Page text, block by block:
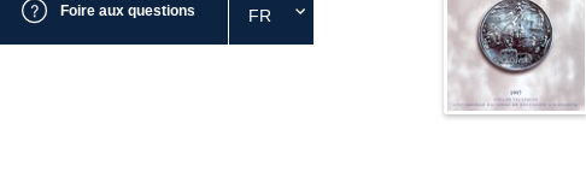
Foire aux questions
Sélectionnez
la
FR